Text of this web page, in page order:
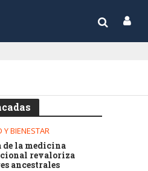
Y BIENESTAR
de la medicina
revaloriza
ancestrales